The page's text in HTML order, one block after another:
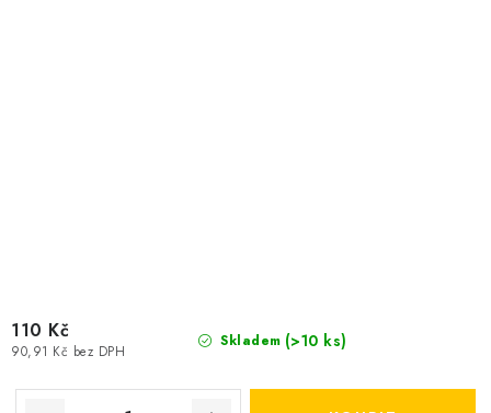
Skladem (>10 ks)
90,91 Kč bez DPH
110 Kč